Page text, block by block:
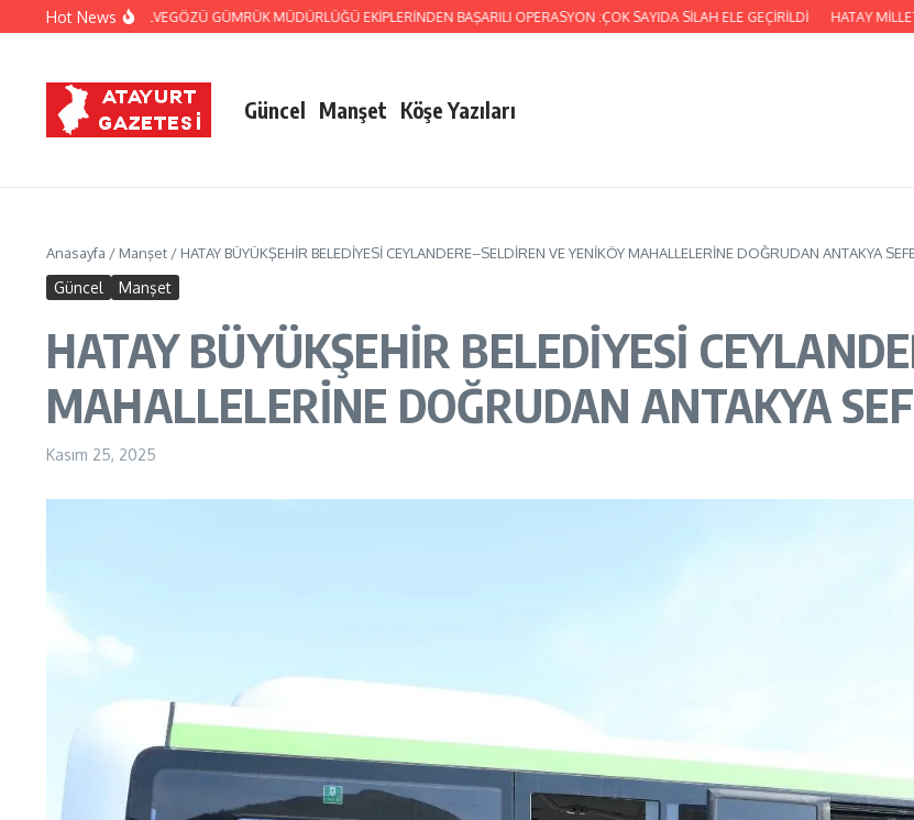
İçeriğe atlaHot News
VE CİLVEGÖZÜ GÜMRÜK MÜDÜRLÜĞÜ EKİPLERİNDEN BAŞARILI OPERASYON :ÇOK SAYIDA SİLAH ELE GEÇİRİLDİ HATAY MİLLETVEKİLİ
Güncel Manşet Köşe Yazıları
Anasayfa / Manşet / HATAY BÜYÜKŞEHİR BELEDİYESİ CEYLANDERE–SELDİREN VE YENİKÖY MAHALLELERİNE DOĞRUDAN ANTAKYA
Güncel Manşet
HATAY BÜYÜKŞEHİR BELEDİYESİ
MAHALLELERİNE DOĞRUDAN ANTAKYA
Kasım 25, 2025